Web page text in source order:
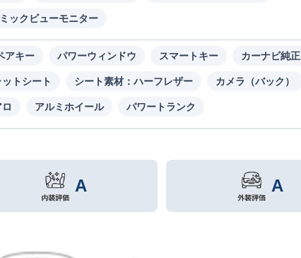
ックビューモニター
アキー パワーウィンドウ スマートキー カーナビ純正
トシート シート素材：ハーフレザー カメラ（バック）
アルミホイール パワートランク
A A